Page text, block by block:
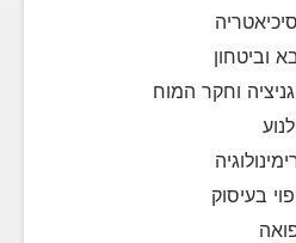
וביטחון
וחקר המוח
בעיסוק